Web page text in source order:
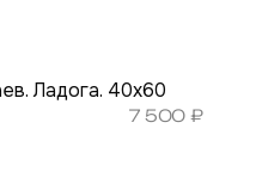
Ладога. 40х60
7 500₽